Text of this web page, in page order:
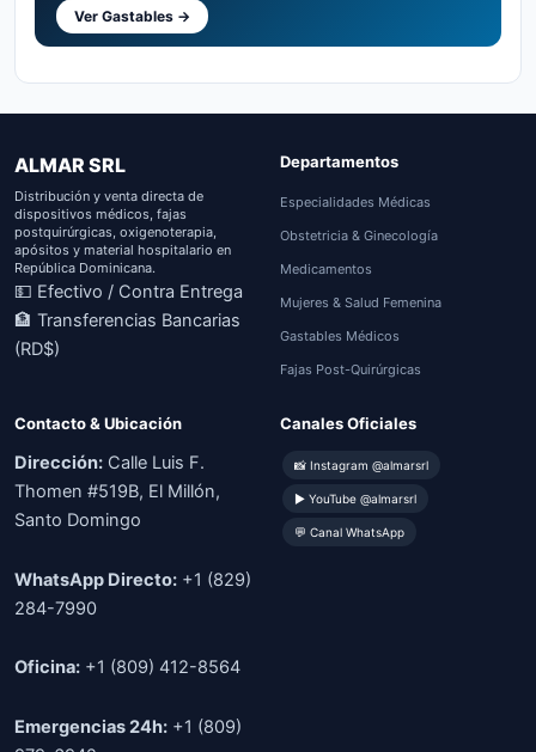
Ver Gastables →
ALMAR SRL
Distribución y venta directa de
dispositivos médicos, fajas
postquirúrgicas, oxigenoterapia,
apósitos y material hospitalario en
República Dominicana.
💵 Efectivo / Contra Entrega
🏦 Transferencias Bancarias
(RD$)
Departamentos
Especialidades Médicas
Obstetricia & Ginecología
Medicamentos
Mujeres & Salud Femenina
Gastables Médicos
Fajas Post-Quirúrgicas
Contacto & Ubicación
Dirección: Calle Luis F.
Thomen #519B, El Millón,
Santo Domingo
WhatsApp Directo: +1 (829)
284-7990
Oficina: +1 (809) 412-8564
Emergencias 24h: +1 (809)
Canales Oficiales
📸 Instagram @almarsrl
▶ YouTube @almarsrl
💬 Canal WhatsApp